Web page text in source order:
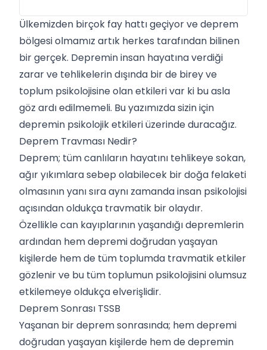
Ülkemizden birçok fay hattı geçiyor ve deprem
bölgesi olmamız artık herkes tarafından bilinen
bir gerçek. Depremin insan hayatına verdiği
zarar ve tehlikelerin dışında bir de birey ve
toplum psikolojisine olan etkileri var ki bu asla
göz ardı edilmemeli. Bu yazımızda sizin için
depremin psikolojik etkileri üzerinde duracağız.
Deprem Travması Nedir?
Deprem; tüm canlıların hayatını tehlikeye sokan,
ağır yıkımlara sebep olabilecek bir doğa felaketi
olmasının yanı sıra aynı zamanda insan psikolojisi
açısından oldukça travmatik bir olaydır.
Özellikle can kayıplarının yaşandığı depremlerin
ardından hem depremi doğrudan yaşayan
kişilerde hem de tüm toplumda travmatiketkiler
gözlenir ve bu tüm toplumun psikolojisini olumsuz
etkilemeye oldukça elverişlidir.
Deprem Sonrası TSSB
Yaşanan bir deprem sonrasında; hem depremi
doğrudan yaşayan kişilerde hem de depremin